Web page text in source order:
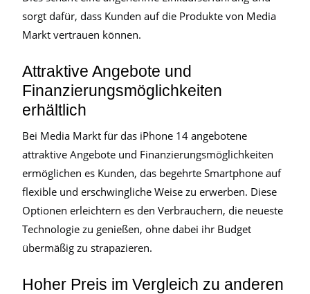
sorgt dafür, dass Kunden auf die Produkte von Media
Markt vertrauen können.
Attraktive Angebote und
Finanzierungsmöglichkeiten
erhältlich
Bei Media Markt für das iPhone 14 angebotene
attraktive Angebote und Finanzierungsmöglichkeiten
ermöglichen es Kunden, das begehrte Smartphone auf
flexible und erschwingliche Weise zu erwerben. Diese
Optionen erleichtern es den Verbrauchern, die neueste
Technologie zu genießen, ohne dabei ihr Budget
übermäßig zu strapazieren.
Hoher Preis im Vergleich zu anderen